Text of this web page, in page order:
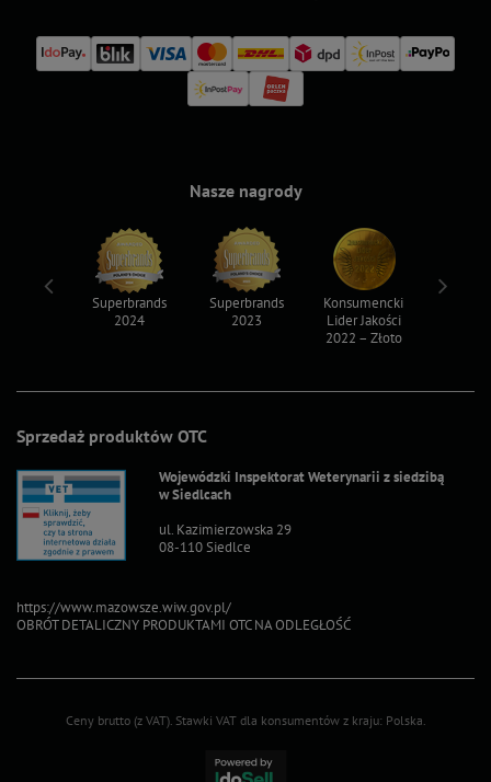
Sprzedaż produktów OTC
Wojewódzki Inspektorat Weterynarii z siedzibą
w Siedlcach
ul. Kazimierzowska 29
08-110 Siedlce
https://www.mazowsze.wiw.gov.pl/
OBRÓT DETALICZNY PRODUKTAMI OTC NA ODLEGŁOŚĆ
Nasze nagrody
Superbrands
2024
Superbrands
2023
Konsumencki
Lider Jakości
2022 – Złoto
Ceny brutto (z VAT). Stawki VAT dla konsumentów z kraju: Polska.